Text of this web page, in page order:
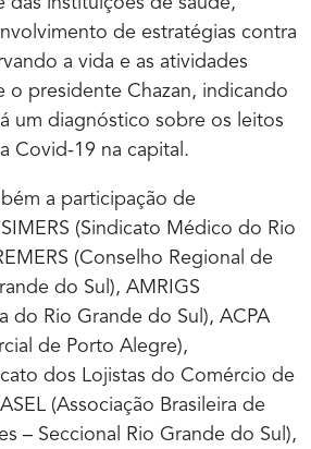
de estratégias contra
a vida e as atividades
o presidente Chazan, indicando
um diagnóstico sobre os leitos
Covid-19 na capital.
a participação de
(Sindicato Médico do Rio
(Conselho Regional de
do Sul), AMRIGS
do Rio Grande do Sul), ACPA
de Porto Alegre),
dos Lojistas do Comércio de
(Associação Brasileira de
– Seccional Rio Grande do Sul),